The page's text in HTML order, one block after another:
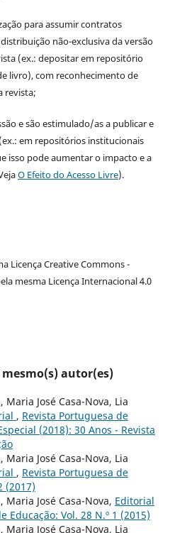
para assumir contratos
não-exclusiva da versão
(ex.: depositar em repositório
livro), com reconhecimento de
revista;
e são estimulado/as a publicar e
em repositórios institucionais
isso pode aumentar o impacto e a
O Efeito do Acesso Livre).
Licença Creative Commons -
mesma Licença Internacional 4.0
autor(es)
José Casa-Nova, Lia
, Revista Portuguesa de
(2018): 30 Anos - Revista
José Casa-Nova, Lia
, Revista Portuguesa de
(2017)
José Casa-Nova, Editorial
Educação: Vol. 28 N.º 1 (2015)
José Casa-Nova, Lia